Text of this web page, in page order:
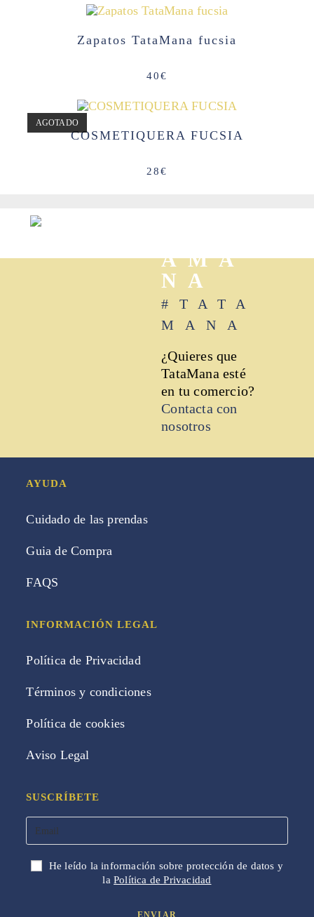
era:
42€.34€.
Zapatos TataMana fucsia
40€
AGOTADO
COSMETIQUERA FUCSIA
28€
AMA
NA
#TATA
MANA
¿Quieres que
TataMana esté
en tu comercio?
Contacta con
nosotros
AYUDA
Cuidado de las prendas
Guia de Compra
FAQS
INFORMACIÓN LEGAL
Política de Privacidad
Términos y condiciones
Política de cookies
Aviso Legal
SUSCRÍBETE
He leído la información sobre protección de datos y
laPolítica de Privacidad